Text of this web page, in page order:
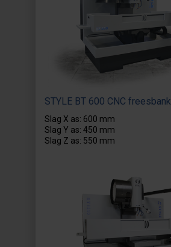
STYLE BT 600 CNC freesbank
Slag X as: 600 mm
Slag Y as: 450 mm
Slag Z as: 550 mm